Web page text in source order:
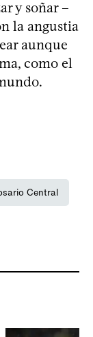
y soñar –
la angustia
aunque
como el
Central